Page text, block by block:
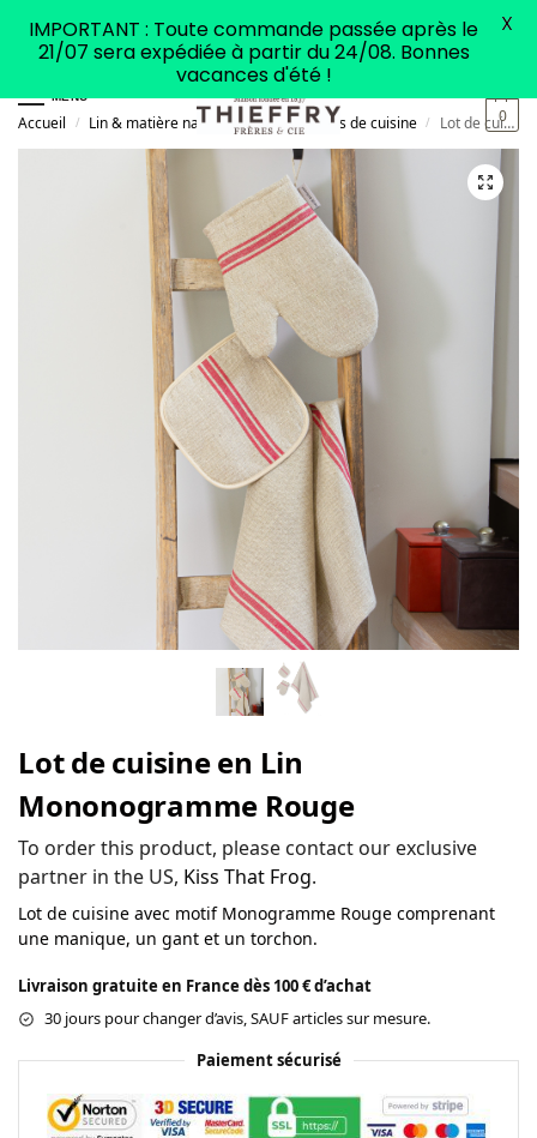
MENU
0
Accueil / Lin & matière naturelle / Accessoires de cuisine / Lot de cuisine en Lin Mononogramme Rouge
Lot de cuisine en Lin
Mononogramme Rouge
To order this product, please contact our exclusive
partner in the US, Kiss That Frog.
Lot de cuisine avec motif Monogramme Rouge comprenant
une manique, un gant et un torchon.
Livraison gratuite en France dès 100 € d’achat
30 jours pour changer d’avis, SAUF articles sur mesure.
Paiement sécurisé
IMPORTANT : Toute commande passée après le
21/07 sera expédiée à partir du 24/08. Bonnes
vacances d'été !
X